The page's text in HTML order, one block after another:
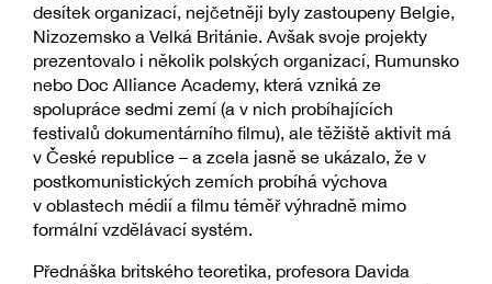
desítek organizací, nejčetněji byly zastoupeny Belgie,
Nizozemsko a Velká Británie. Avšak svoje projekty
prezentovalo i několik polských organizací, Rumunsko
nebo Doc Alliance Academy, která vzniká ze
spolupráce sedmi zemí (a v nich probíhajících
festivalů dokumentárního filmu), ale těžiště aktivit má
v České republice – a zcela jasně se ukázalo, že v
postkomunistických zemích probíhá výchova
v oblastech médií a filmu téměř výhradně mimo
formální vzdělávací systém.
Přednáška britského teoretika, profesora Davida